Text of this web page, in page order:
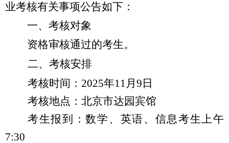
业考核有关事项公告如下：
一、考核对象
资格审核通过的考生。
二、考核安排
考核时间： 2025年11月 9 日
考核地点：北京市达园宾馆
考生报到：数学、英语、信息考生上午
7:30